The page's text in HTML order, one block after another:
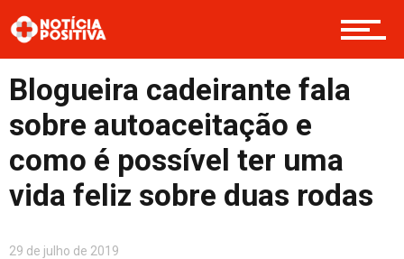
Cultura
Entretenimento
Contato
Blogueira cadeirante fala
sobre autoaceitação e
como é possível ter uma
vida feliz sobre duas rodas
29 de julho de 2019